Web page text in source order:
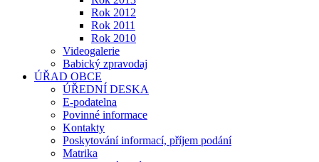
Rok 2012
Rok 2011
Rok 2010
Videogalerie
Babický zpravodaj
ÚŘAD OBCE
ÚŘEDNÍ DESKA
E-podatelna
Povinné informace
Kontakty
Poskytování informací, příjem podání
Matrika